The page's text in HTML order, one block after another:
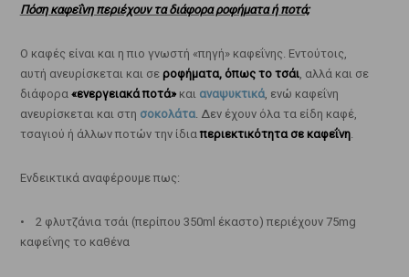
Πόση καφεΐνη περιέχουν τα διάφορα ροφήματα ή ποτά;
Ο καφές είναι και η πιο γνωστή «πηγή» καφεΐνης. Εντούτοις,
αυτή ανευρίσκεται και σε ροφήματα, όπως το τσάι, αλλά και σε
διάφορα«ενεργειακά ποτά»και αναψυκτικά, ενώ καφεΐνη
ανευρίσκεται και στη σοκολάτα. Δεν έχουν όλα τα είδη καφέ,
τσαγιού ή άλλων ποτών την ίδιαπεριεκτικότητα σε καφεΐνη.
Ενδεικτικά αναφέρουμε πως:
• 2 φλυτζάνια τσάι (περίπου 350ml έκαστο) περιέχουν 75mg
καφεΐνης το καθένα